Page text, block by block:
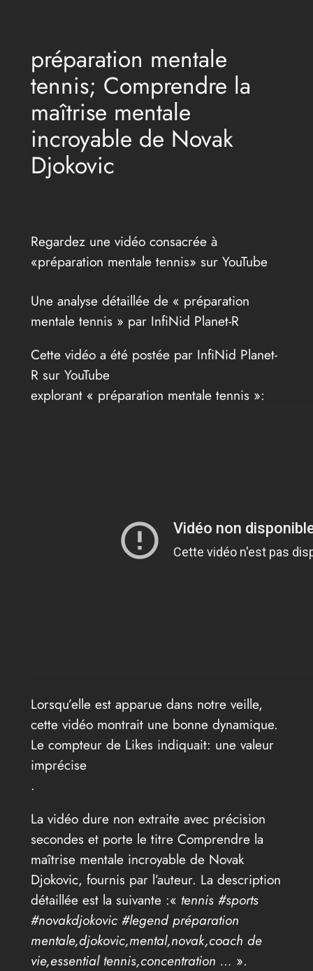
contenupréparation mentale
tennis; Comprendre la
maîtrise mentale
incroyable de Novak
Djokovic
Regardez une vidéo consacrée à
«préparation mentale tennis» sur YouTube
Une analyse détaillée de « préparation
mentale tennis » par InfiNid Planet-R
Cette vidéo a été postée par InfiNid Planet-
R sur YouTube
explorant « préparation mentale tennis »:
Lorsqu’elle est apparue dans notre veille,
cette vidéo montrait une bonne dynamique.
Le compteur de Likes indiquait: une valeur
imprécise
.
La vidéo dure non extraite avec précision
secondes et porte le titre Comprendre la
maîtrise mentale incroyable de Novak
Djokovic, fournis par l’auteur. La description
détaillée est la suivante :« tennis #sports
#novakdjokovic #legend préparation
mentale,djokovic,mental,novak,coach de
vie,essential tennis,concentration … ».